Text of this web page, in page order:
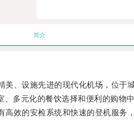
简介
、设施先进的现代化机场，位于城
元化的餐饮选择和便利的购物中
效的安检系统和快速的登机服务，